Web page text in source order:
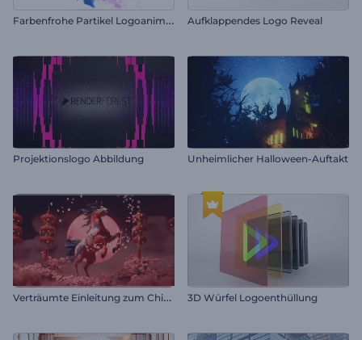
F
arbenfrohe Partikel Logoanimation Aufklappendes Logo Reveal
Projektionslogo Abbildung Unheimlicher Halloween-Auftakt
V
erträumte Einleitung zum Chinesischen Neujahr 3D Würfel Logoenthüllung